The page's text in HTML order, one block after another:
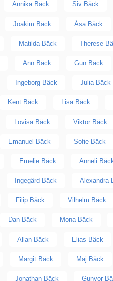
Annika Bäck Siv Bäck
Joakim Bäck Åsa Bäck
Matilda Bäck Therese
Ann Bäck Gun Bäck
Ingeborg Bäck Julia Bäck
Kent Bäck Lisa Bäck
Lovisa Bäck Viktor Bäck
Emanuel Bäck Sofie Bäck
Emelie Bäck Anneli
Ingegärd Bäck Alexandra
Filip Bäck Vilhelm Bäck
Dan Bäck Mona Bäck
Allan Bäck Elias Bäck
Margit Bäck Maj Bäck
Jonathan Bäck Gunvor